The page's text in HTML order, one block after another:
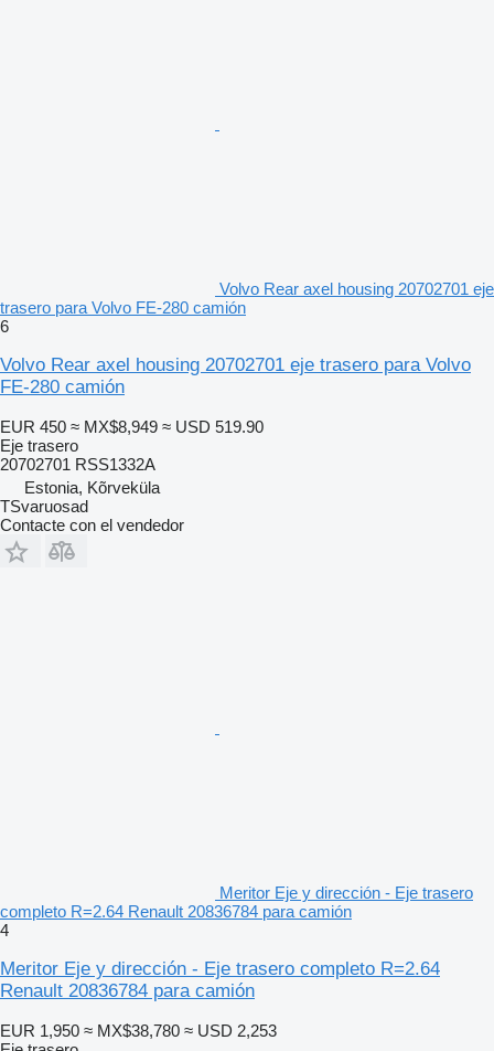
Volvo Rear axel housing 20702701 eje
trasero para Volvo FE-280 camión
6
Volvo Rear axel housing 20702701 eje trasero para Volvo
FE-280 camión
EUR 450 ≈ MX$8,949 ≈ USD 519.90
Eje trasero
20702701 RSS1332A
Estonia, Kõrveküla
TSvaruosad
Contacte con el vendedor
Meritor Eje y dirección - Eje trasero
completo R=2.64 Renault 20836784 para camión
4
Meritor Eje y dirección - Eje trasero completo R=2.64
Renault 20836784 para camión
EUR 1,950 ≈ MX$38,780 ≈ USD 2,253